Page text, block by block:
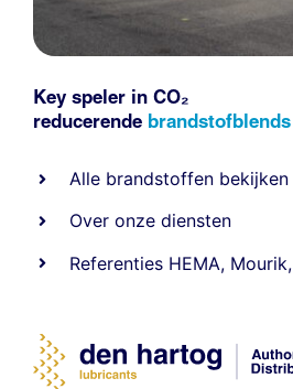
Key speler in CO₂
reducerende brandstofblends
Alle brandstoffen bekijken
Over onze diensten
Referenties HEMA, Mourik,